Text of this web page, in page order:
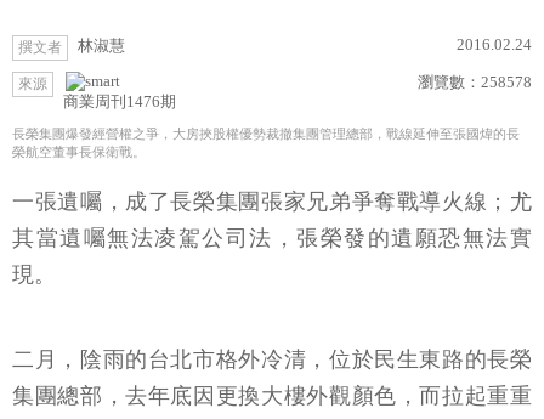
撰文者 林淑慧 2016.02.24
來源
商業周刊1476期
瀏覽數： 258578
長榮集團爆發經營權之爭，大房挾股權優勢裁撤集團管理總部，戰線延伸至張國煒的長
榮航空董事長保衛戰。
一張遺囑，成了長榮集團張家兄弟爭奪戰導火線；尤
其當遺囑無法凌駕公司法，張榮發的遺願恐無法實
現。
二月，陰雨的台北市格外冷清，位於民生東路的長榮
集團總部，去年底因更換大樓外觀顏色，而拉起重重